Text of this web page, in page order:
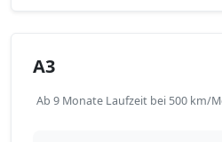
A3
Ab 9 Monate Laufzeit bei 500 km/